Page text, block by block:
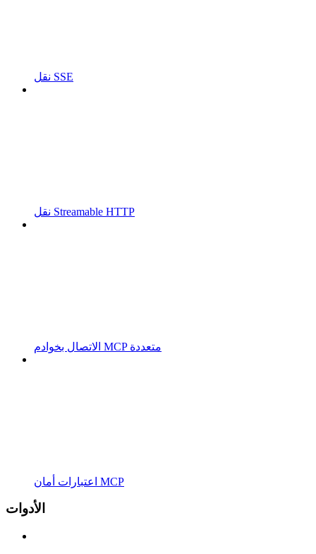
نقل SSE
نقل Streamable HTTP
الاتصال بخوادم MCP متعددة
اعتبارات أمان MCP
الأدوات